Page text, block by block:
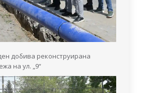
добива реконструирана
на ул. „9“